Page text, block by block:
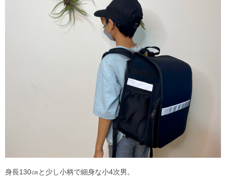
身長130㎝と少し小柄で細身な小4次男。